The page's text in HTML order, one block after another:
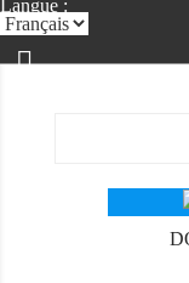
Langue :